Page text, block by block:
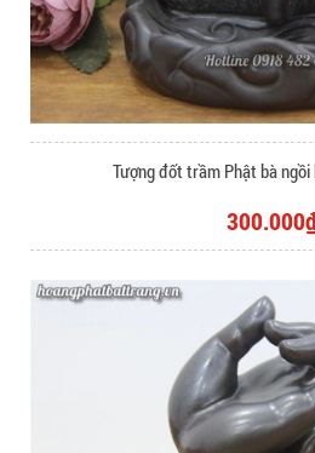
Tượng đốt trầm Phật bà ngồi